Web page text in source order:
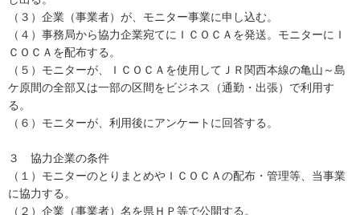
（３）企業（事業者）が、モニター事業に申し込む。
（４）事務局から協力企業宛てにＩＣＯＣＡを発送。モニターにＩ
ＣＯＣＡを配布する。
（５）モニターが、ＩＣＯＣＡを使用してＪＲ関西本線の亀山～島
ケ原間の全部又は一部の区間をビジネス（通勤・出張）で利用す
る。
（６）モニターが、利用後にアンケートに回答する。
３ 協力企業の条件
（１）モニターのとりまとめやＩＣＯＣＡの配布・管理等、当事業
に協力する。
（２）企業（事業者）名を県ＨＰ等で公開する。